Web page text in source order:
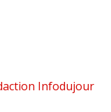
Infodujour